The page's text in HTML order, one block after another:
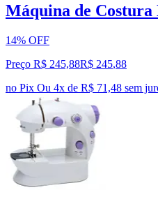
Máquina de
14% OFF
Preço R$ 245,88R$ 245,88
no Pix Ou 4x de R$ 71,48 sem